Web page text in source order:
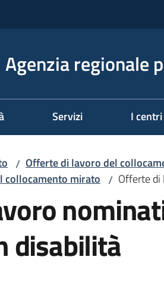
Agenzia regionale
Servizi I
/ Offerte di lavoro del
collocamento mirato / Offerte di
disabilità